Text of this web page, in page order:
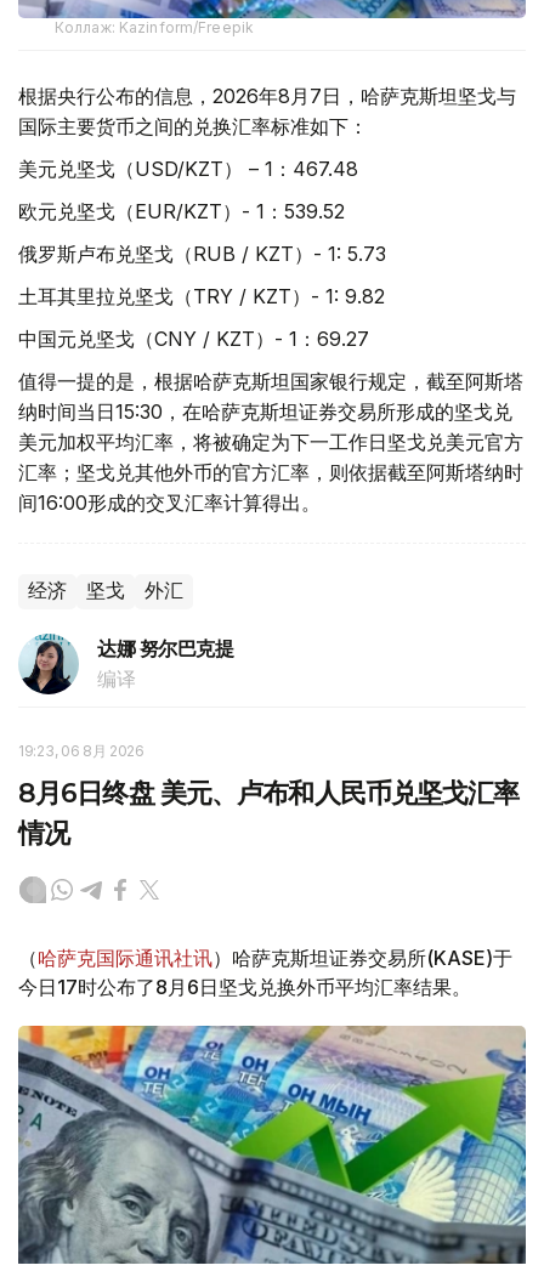
Коллаж: Kazinform/Freepik
根据央行公布的信息，2026年8月7日，哈萨克斯坦坚戈与
国际主要货币之间的兑换汇率标准如下：
美元兑坚戈（USD/KZT） – 1：467.48
欧元兑坚戈（EUR/KZT）- 1：539.52
俄罗斯卢布兑坚戈（RUB / KZT）- 1: 5.73
土耳其里拉兑坚戈（TRY / KZT）- 1: 9.82
中国元兑坚戈（CNY / KZT）- 1：69.27
值得一提的是，根据哈萨克斯坦国家银行规定，截至阿斯塔
纳时间当日15:30，在哈萨克斯坦证券交易所形成的坚戈兑
美元加权平均汇率，将被确定为下一工作日坚戈兑美元官方
汇率；坚戈兑其他外币的官方汇率，则依据截至阿斯塔纳时
间16:00形成的交叉汇率计算得出。
经济 坚戈 外汇
达娜 努尔巴克提
编译
19:23, 06 8月 2026
8月6日终盘 美元、卢布和人民币兑坚戈汇率
情况
（哈萨克国际通讯社讯）哈萨克斯坦证券交易所(KASE)于
今日17时公布了8月6日坚戈兑换外币平均汇率结果。